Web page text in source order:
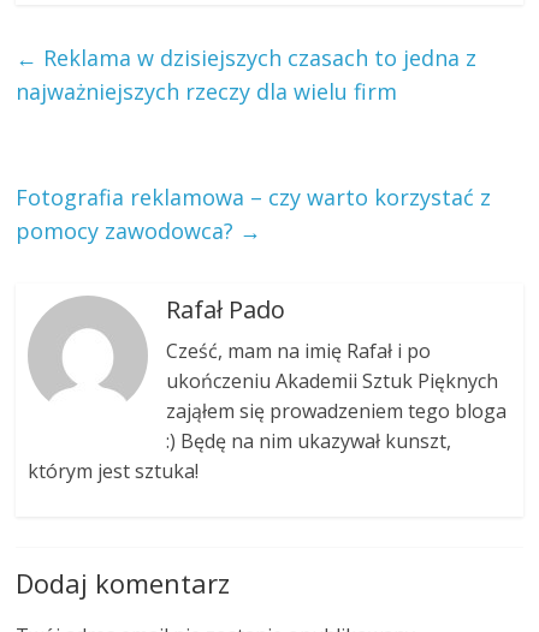
← Reklama w dzisiejszych czasach to jedna z
najważniejszych rzeczy dla wielu firm
Fotografia reklamowa – czy warto korzystać z
pomocy zawodowca? →
Rafał Pado
Cześć, mam na imię Rafał i po
ukończeniu Akademii Sztuk Pięknych
zająłem się prowadzeniem tego bloga
:) Będę na nim ukazywał kunszt,
którym jest sztuka!
Dodaj komentarz